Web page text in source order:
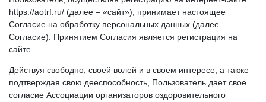
https://aotrf.ru/ (далее – «сайт»), принимает настоящее
Согласие на обработку персональных данных (далее –
Согласие). Принятием Согласия является регистрация на
сайте.
Действуя свободно, своей волей и в своем интересе, а также
подтверждая свою дееспособность, Пользователь дает свое
согласие Ассоциации организаторов оздоровительного